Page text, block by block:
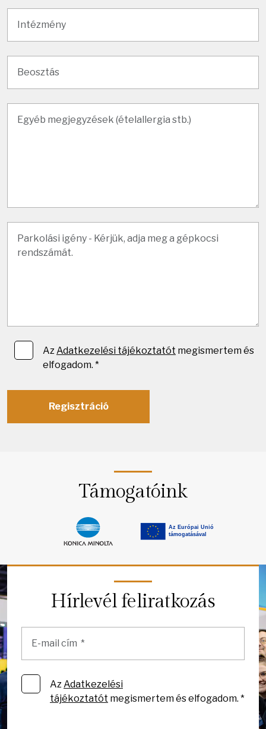
AzAdatkezelési tájékoztatót megismertem és
elfogadom. *
Regisztráció
Támogatóink
Hírlevél feliratkozás
AzAdatkezelési
tájékoztatót megismertem és elfogadom. *